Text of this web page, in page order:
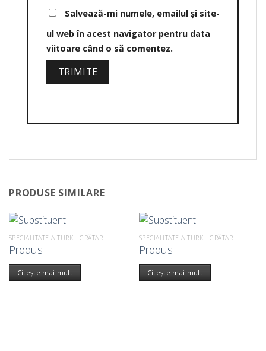
Salvează-mi numele, emailul și site-
ul web în acest navigator pentru data
viitoare când o să comentez.
PRODUSE SIMILARE
SPECIALITATE A TURK - GRĂTAR
Produs
Citește mai mult
SPECIALITATE A TURK - GRĂTAR
Produs
Citește mai mult